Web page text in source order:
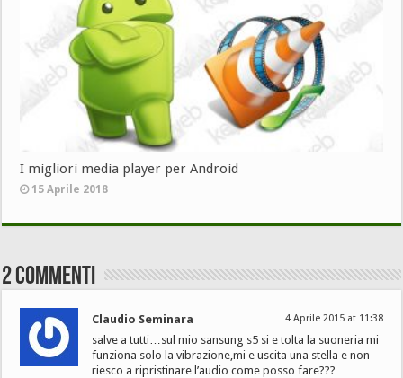
I migliori media player per Android
15 Aprile 2018
2 Commenti
Claudio Seminara 4 Aprile 2015 at 11:38
salve a tutti…sul mio sansung s5 si e tolta la suoneria mi
funziona solo la vibrazione,mi e uscita una stella e non
riesco a ripristinare l’audio come posso fare???